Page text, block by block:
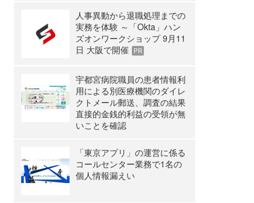
人事異動から退職処理までの
実務を体験 ～「Okta」ハン
ズオンワークショップ 9月11
日 大阪で開催
PR
宇都宮病院職員の患者情報利
用による別医療機関のダイレ
クトメール郵送、調査の結果
直接的金銭的利益の受領が無
いことを確認
「東京アプリ」の運営に係る
コールセンター業務で1名の
個人情報漏えい